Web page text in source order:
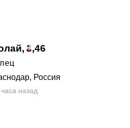
,46
Россия
назад